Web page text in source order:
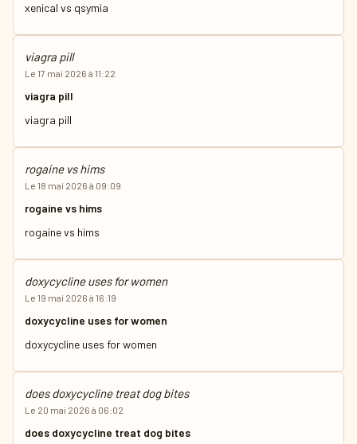
xenical vs qsymia
viagra pill
Le 17 mai 2026 à 11:22
viagra pill
viagra pill
rogaine vs hims
Le 18 mai 2026 à 09:09
rogaine vs hims
rogaine vs hims
doxycycline uses for women
Le 19 mai 2026 à 16:19
doxycycline uses for women
doxycycline uses for women
does doxycycline treat dog bites
Le 20 mai 2026 à 06:02
does doxycycline treat dog bites